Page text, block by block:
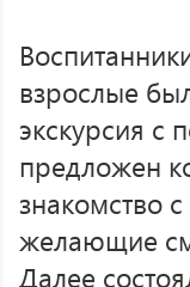
взрослые
экскурсия с
предложен
знакомство
желающие
Далее